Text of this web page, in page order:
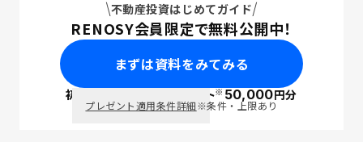
不動産投資はじめてガイド
RENOSY会員限定で無料公開中！
まずは資料をみてみる
初回面談で ポイント※50,000円分
プレゼント適用条件詳細※条件・上限あり